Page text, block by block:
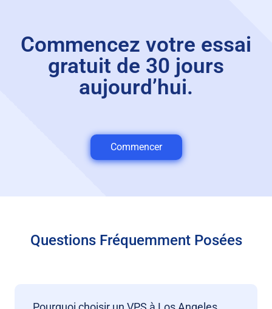
Commencez votre essai
gratuit de 30 jours
aujourd’hui.
Commencer
Questions Fréquemment Posées